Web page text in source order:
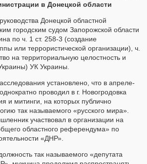
в Донецкой области
Донецкой областной
городским судом Запорожской области
по ч. 1 ст. 258-3 (создание
или террористической организации), ч.
на территориальную целостность и
УК Украины.
установлено, что в апреле-
проводил в г. Новогродовка
и митинги, на которых публично
так называемого «русского мира».
участвовал в организации на
областного референдума» по
«ДНР».
так называемого «депутата